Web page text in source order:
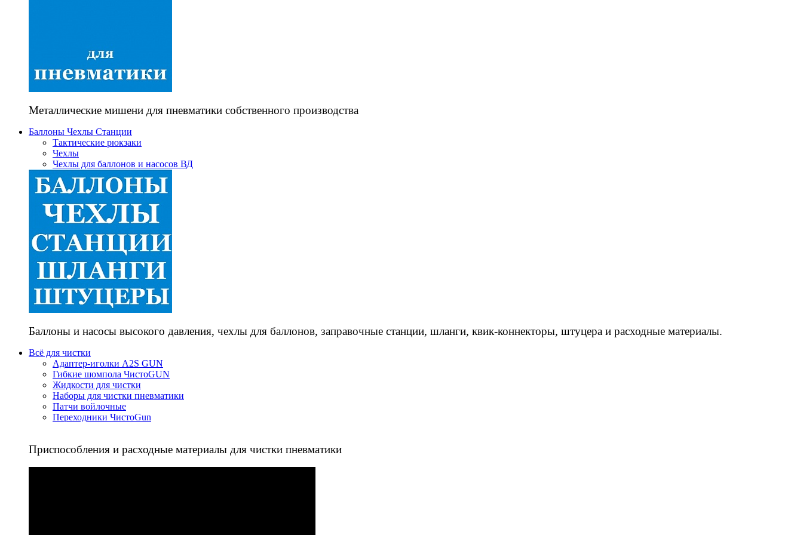
Металлические мишени для пневматики собственного производства
Баллоны Чехлы Станции
Тактические рюкзаки
Чехлы
Чехлы для баллонов и насосов ВД
Баллоны и насосы высокого давления, чехлы для баллонов, заправочные станции, шланги, квик-коннекторы, штуцера и расходные материалы.
Всё для чистки
Адаптер-иголки A2S GUN
Гибкие шомпола ЧистоGUN
Жидкости для чистки
Наборы для чистки пневматики
Патчи войлочные
Переходники ЧистоGun
Приспособления и расходные материалы для чистки пневматики